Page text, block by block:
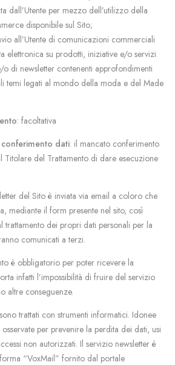
dall’Utente per mezzo dell’utilizzo della
disponibile sul Sito;
all’Utente di comunicazioni commerciali
elettronica su prodotti, iniziative e/o servizi
di newsletter contenenti approfondimenti
temi legati al mondo della moda e del Made
: facoltativa
dati: il mancato conferimento
Titolare del Trattamento di dare esecuzione
del Sito è inviata via email a coloro che
mediante il form presente nel sito, così
trattamento dei propri dati personali per la
comunicati a terzi.
è obbligatorio per poter ricevere la
infatti l’impossibilità di fruire del servizio
altre conseguenze.
trattati con strumenti informatici. Idonee
per prevenire la perdita dei dati, usi
non autorizzati. Il servizio newsletter è
“VoxMail” fornito dal portale